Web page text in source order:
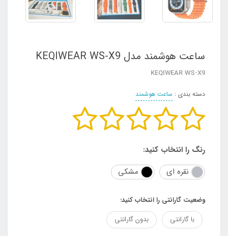
ساعت هوشمند مدل KEQIWEAR WS-X9
KEQIWEAR WS-X9
دسته بندی : ساعت هوشمند
رنگ را انتخاب کنید:
نقره ای
مشکی
وضعیت گارانتی را انتخاب کنید:
با گارانتی
بدون گارانتی